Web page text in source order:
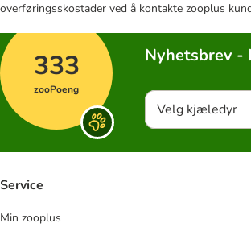
overføringsskostader ved å kontakte zooplus
333
zooPoeng
Nyhetsbrev -
Velg kjæledyr
Service
Min zooplus